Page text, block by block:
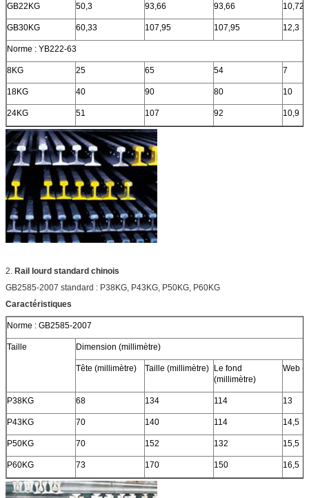
GB22KG 50,3 93,66 93,66 10,72
GB30KG 60,33 107,95 107,95 12,3
Norme : YB222-63
8KG 25 65 54 7
18KG 40 90 80 10
24KG 51 107 92 10,9
2. Rail lourd standard chinois
GB2585-2007 standard : P38KG, P43KG, P50KG, P60KG
Caractéristiques
Norme : GB2585-2007
Taille Dimension (millimètre)
Tête (millimètre) Taille (millimètre) Le fond
(millimètre)
Web
P38KG 68 134 114 13
P43KG 70 140 114 14,5
P50KG 70 152 132 15,5
P60KG 73 170 150 16,5